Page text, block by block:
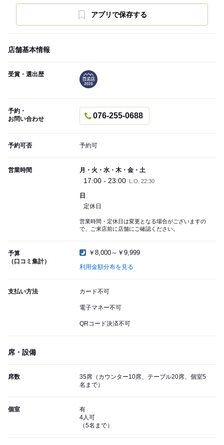
アプリで保存する
店舗基本情報
受賞・選出歴
予約・
お問い合わせ
076-255-0688
予約可否 予約可
営業時間 月・火・水・木・金・土
17:00 - 23:00 L.O. 22:30
日
定休日
営業時間・定休日は変更となる場合がございますの
で、ご来店前に店舗にご確認ください。
予算
（口コミ集計）
￥8,000～￥9,999
利用金額分布を見る
支払い方法 カード不可
電子マネー不可
QRコード決済不可
席・設備
席数
35席（カウンター10席、テーブル20席、個室5
名まで）
個室
有
4人可
（5名まで）